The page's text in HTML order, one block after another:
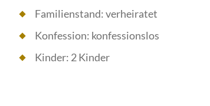
Familienstand: verheiratet
Konfession: konfessionslos
Kinder: 2 Kinder